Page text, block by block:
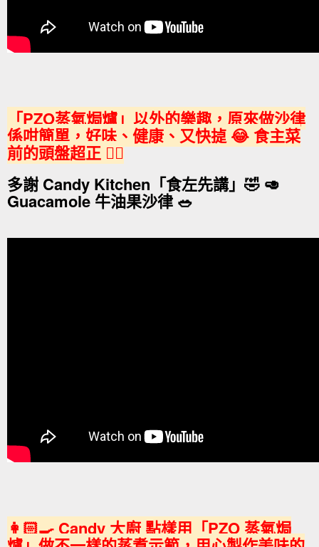
「PZO蒸氣焗爐」以外的樂趣，原來做沙律
係咁簡單，好味、健康、又快㨗 😂 食主菜
前的頭盤超正 👍🏼
多謝 Candy Kitchen「食左先講」🤣 🥑
Guacamole 牛油果沙律 🥗
👩🏻‍🍳 Candy 大廚 點樣用「PZO 蒸氣焗